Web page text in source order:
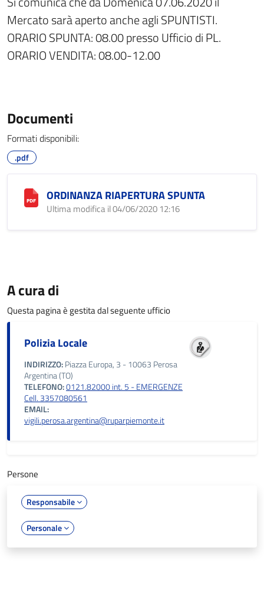
Mercato sarà aperto anche agli SPUNTISTI.
ORARIO SPUNTA: 08.00 presso Ufficio di PL.
ORARIO VENDITA: 08.00-12.00
Documenti
Formati disponibili:
.pdf
ORDINANZA RIAPERTURA SPUNTA
Ultima modifica il 04/06/2020 12:16
A cura di
Questa pagina è gestita dal seguente ufficio
Polizia Locale
INDIRIZZO:Piazza Europa, 3 - 10063 Perosa
Argentina (TO)
TELEFONO:0121.82000 int. 5 - EMERGENZE
Cell. 3357080561
EMAIL:
vigili.perosa.argentina@ruparpiemonte.it
Persone
Responsabile
Personale